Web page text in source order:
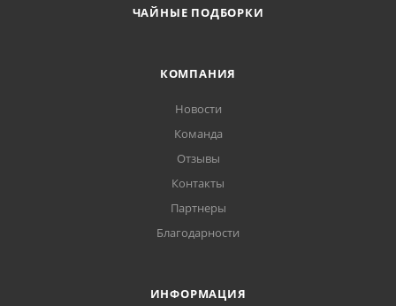
ЧАЙНЫЕ ПОДБОРКИ
КОМПАНИЯ
Новости
Команда
Отзывы
Контакты
Партнеры
Благодарности
ИНФОРМАЦИЯ